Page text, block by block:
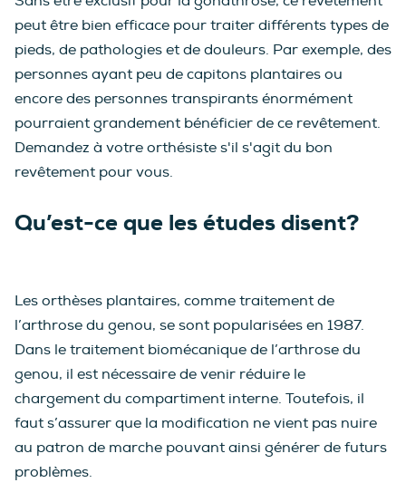
peut être bien efficace pour traiter différents types de
pieds, de pathologies et de douleurs. Par exemple, des
personnes ayant peu de capitons plantaires ou
encore des personnes transpirants énormément
pourraient grandement bénéficier de ce revêtement.
Demandez à votre orthésiste s'il s'agit du bon
revêtement pour vous.
Qu’est-ce que les études disent?
Les orthèses plantaires, comme traitement de
l’arthrose du genou, se sont popularisées en 1987.
Dans le traitement biomécanique de l’arthrose du
genou, il est nécessaire de venir réduire le
chargement du compartiment interne. Toutefois, il
faut s’assurer que la modification ne vient pas nuire
au patron de marche pouvant ainsi générer de futurs
problèmes.